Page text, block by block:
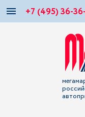
+7 (495) 36-